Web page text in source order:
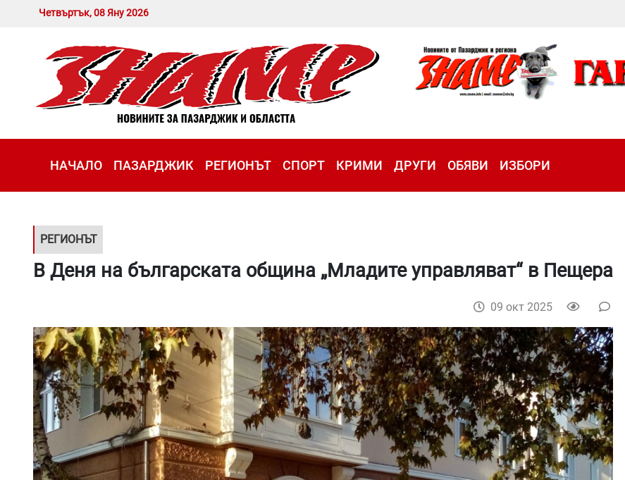
Четвъртък, 08 Яну 2026
НАЧАЛО ПАЗАРДЖИК РЕГИОНЪТ СПОРТ КРИМИ ДРУГИ ОБЯВИ ИЗБОРИ
РЕГИОНЪТ
В Деня на българската община „Младите управляват“ в Пещера
09 окт 2025